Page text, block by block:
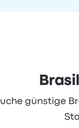
günstige